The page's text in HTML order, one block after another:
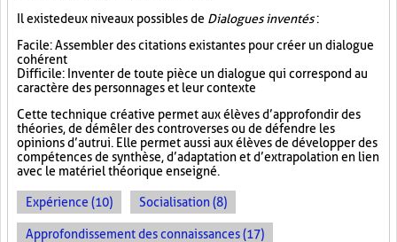
Il existe deux niveaux possibles de Dialogues inventés:
Facile : Assembler des citations existantes pour créer un dialogue
cohérent
Difficile : Inventer de toute pièce un dialogue qui correspond au
caractère des personnages et leur contexte
Cette technique créative permet aux élèves d’approfondir des
théories, de démêler des controverses ou de défendre les
opinions d’autrui. Elle permet aussi aux élèves de développer des
compétences de synthèse, d’adaptation et d’extrapolation en lien
avec le matériel théorique enseigné.
Expérience (10) Socialisation (8)
Approfondissement des connaissances (17)